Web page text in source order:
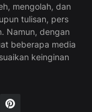
mengolah, dan
tulisan, pers
Namun, dengan
beberapa media
keinginan